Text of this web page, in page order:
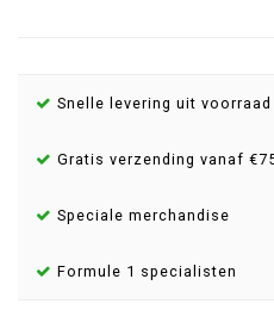
Snelle levering uit voorraad
Gratis verzending vanaf
Speciale merchandise
Formule 1 specialisten